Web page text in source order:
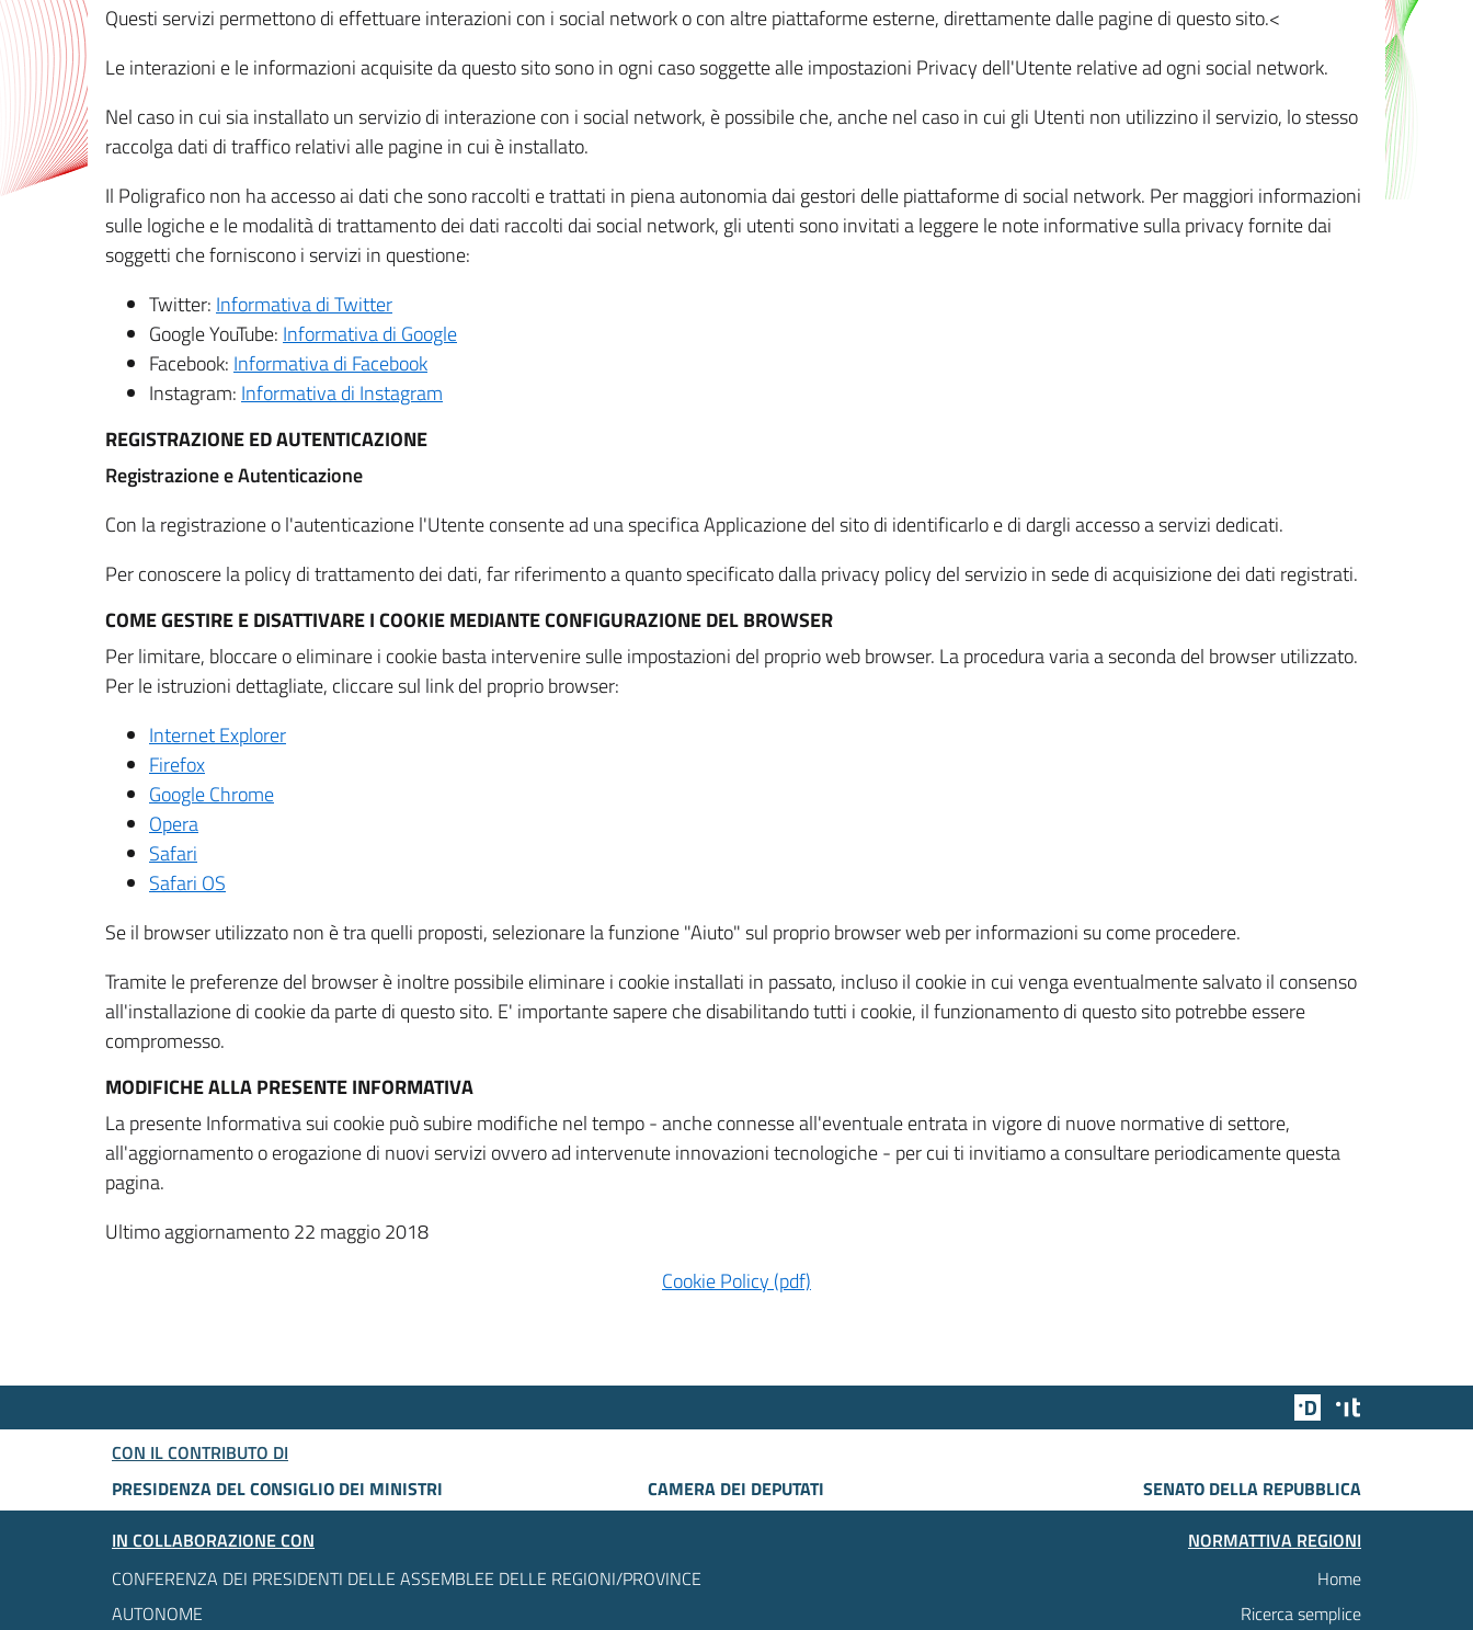
Questi servizi permettono di effettuare interazioni con i social network o con altre piattaforme esterne, direttamente dalle pagine di questo sito.<
Le interazioni e le informazioni acquisite da questo sito sono in ogni caso soggette alle impostazioni Privacy dell'Utente relative ad ogni social network.
Nel caso in cui sia installato un servizio di interazione con i social network, è possibile che, anche nel caso in cui gli Utenti non utilizzino il servizio, lo stesso
raccolga dati di traffico relativi alle pagine in cui è installato.
Il Poligrafico non ha accesso ai dati che sono raccolti e trattati in piena autonomia dai gestori delle piattaforme di social network. Per maggiori informazioni
sulle logiche e le modalità di trattamento dei dati raccolti dai social network, gli utenti sono invitati a leggere le note informative sulla privacy fornite dai
soggetti che forniscono i servizi in questione:
Twitter: Informativa di Twitter
Google YouTube: Informativa di Google
Facebook: Informativa di Facebook
Instagram: Informativa di Instagram
REGISTRAZIONE ED AUTENTICAZIONE
Registrazione e Autenticazione
Con la registrazione o l'autenticazione l'Utente consente ad una specifica Applicazione del sito di identificarlo e di dargli accesso a servizi dedicati.
Per conoscere la policy di trattamento dei dati, far riferimento a quanto specificato dalla privacy policy del servizio in sede di acquisizione dei dati registrati.
COME GESTIRE E DISATTIVARE I COOKIE MEDIANTE CONFIGURAZIONE DEL BROWSER
Per limitare, bloccare o eliminare i cookie basta intervenire sulle impostazioni del proprio web browser. La procedura varia a seconda del browser utilizzato.
Per le istruzioni dettagliate, cliccare sul link del proprio browser:
Internet Explorer
Firefox
Google Chrome
Opera
Safari
Safari OS
Se il browser utilizzato non è tra quelli proposti, selezionare la funzione "Aiuto" sul proprio browser web per informazioni su come procedere.
Tramite le preferenze del browser è inoltre possibile eliminare i cookie installati in passato, incluso il cookie in cui venga eventualmente salvato il consenso
all'installazione di cookie da parte di questo sito. E' importante sapere che disabilitando tutti i cookie, il funzionamento di questo sito potrebbe essere
compromesso.
MODIFICHE ALLA PRESENTE INFORMATIVA
La presente Informativa sui cookie può subire modifiche nel tempo - anche connesse all'eventuale entrata in vigore di nuove normative di settore,
all'aggiornamento o erogazione di nuovi servizi ovvero ad intervenute innovazioni tecnologiche - per cui ti invitiamo a consultare periodicamente questa
pagina.
Ultimo aggiornamento 22 maggio 2018
Cookie Policy (pdf)
Team Digitale
CON IL CONTRIBUTO DI
PRESIDENZA DEL CONSIGLIO DEI MINISTRI
CAMERA DEI DEPUTATI
SENATO DELLA REPUBBLICA
IN COLLABORAZIONE CON
CONFERENZA DEI PRESIDENTI DELLE ASSEMBLEE DELLE REGIONI/PROVINCE
AUTONOME
NORMATTIVA REGIONI
Home
Ricerca semplice